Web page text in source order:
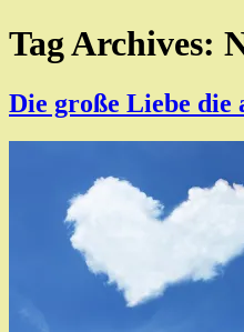
Tag Archives:
Die große Liebe die